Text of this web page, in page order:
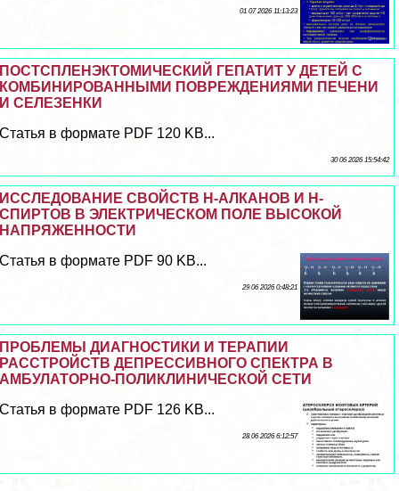
01 07 2026 11:13:23
ПОСТСПЛЕНЭКТОМИЧЕСКИЙ ГЕПАТИТ У ДЕТЕЙ С
КОМБИНИРОВАННЫМИ ПОВРЕЖДЕНИЯМИ ПЕЧЕНИ
И СЕЛЕЗЕНКИ
Статья в формате PDF 120 KB...
30 06 2026 15:54:42
ИССЛЕДОВАНИЕ СВОЙСТВ Н-АЛКАНОВ И Н-
СПИРТОВ В ЭЛЕКТРИЧЕСКОМ ПОЛЕ ВЫСОКОЙ
НАПРЯЖЕННОСТИ
Статья в формате PDF 90 KB...
29 06 2026 0:48:21
ПРОБЛЕМЫ ДИАГНОСТИКИ И ТЕРАПИИ
РАССТРОЙСТВ ДЕПРЕССИВНОГО СПЕКТРА В
АМБУЛАТОРНО-ПОЛИКЛИНИЧЕСКОЙ СЕТИ
Статья в формате PDF 126 KB...
28 06 2026 6:12:57